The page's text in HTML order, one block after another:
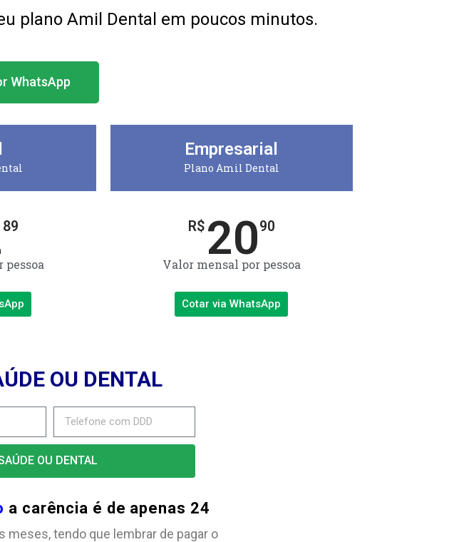
plano Amil Dental em poucos minutos.
WhatsApp
89
pessoa
Empresarial
Plano Amil Dental
R$ 2090
Valor mensal por pessoa
Cotar via WhatsApp
OU DENTAL
OU DENTAL
a carência é de apenas 24
meses, tendo que lembrar de pagar o